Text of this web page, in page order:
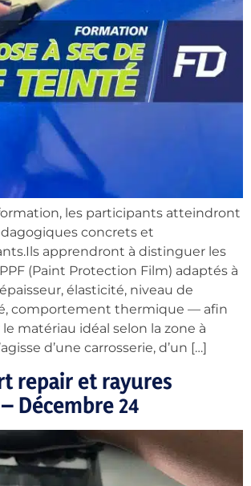
les participants atteindront
concrets et
apprendront à distinguer les
(Paint Protection Film) adaptés à
élasticité, niveau de
comportement thermique — afin
matériau idéal selon la zone à
d’une carrosserie, d’un […]
repair et rayures
Décembre 24